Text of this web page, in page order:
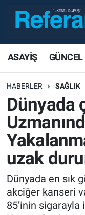
ASAYİŞ GÜNCEL
HABERLER SAĞLIK
Dünyada
uzak
Dünyada en sık
akciğer kanseri
85’inin